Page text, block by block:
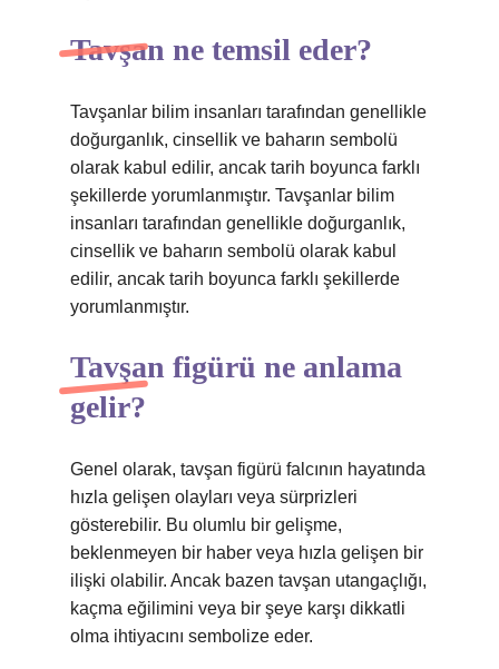
Tavşan ne temsil eder?
Tavşanlar bilim insanları tarafından genellikle
doğurganlık, cinsellik ve baharın sembolü
olarak kabul edilir, ancak tarih boyunca farklı
şekillerde yorumlanmıştır. Tavşanlar bilim
insanları tarafından genellikle doğurganlık,
cinsellik ve baharın sembolü olarak kabul
edilir, ancak tarih boyunca farklı şekillerde
yorumlanmıştır.
Tavşan figürü ne anlama
gelir?
Genel olarak, tavşan figürü falcının hayatında
hızla gelişen olayları veya sürprizleri
gösterebilir. Bu olumlu bir gelişme,
beklenmeyen bir haber veya hızla gelişen bir
ilişki olabilir. Ancak bazen tavşan utangaçlığı,
kaçma eğilimini veya bir şeye karşı dikkatli
olma ihtiyacını sembolize eder.